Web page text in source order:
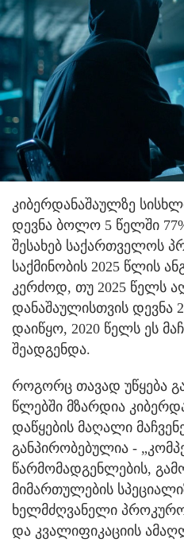
კიბერდანაშაულზე
დევნა ბოლო 5 წელში
შესახებ საქართველოს
საქმინობის 2025 წლის
კერძოდ, თუ 2025 წელს
დანაშაულისთვის დევნა
დაიწყო, 2020 წელს ეს
შეადგენდა.
როგორც თავად უწყება
წლებში მზარდია
დაწყების მაღალი
განპირობებულია -
წარმომადგენლების,
მიმართულების
ხელმძღვანელი
და კვალიფიკაციის